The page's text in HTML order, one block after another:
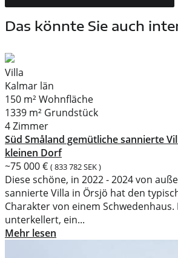
Das könnte Sie auch
Villa
Kalmar län
150 m² Wohnfläche
1339 m² Grundstück
4 Zimmer
Süd Småland gemütliche sannierte
kleinen Dorf
~75 000 € ( 833 782 SEK )
Diese schöne, in 2022 - 2024 von
sannierte Villa in Örsjö hat den
Charakter von einem Schwedenhaus.
unterkellert, ein...
Mehr lesen